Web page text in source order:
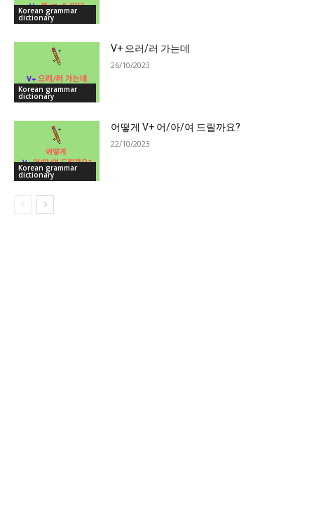
Korean grammar
dictionary
Korean grammar
dictionary
V+ 으러/러 가는데
26/10/2023
Korean grammar
dictionary
어떻게 V+ 어/아/여 드릴까요?
22/10/2023